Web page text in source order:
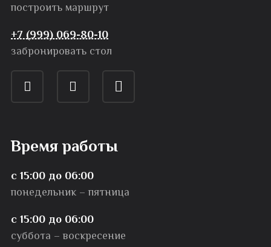
построить маршрут
+7 (999) 069-80-10
забронировать стол
Время работы
с 15:00 до 06:00
понедельник – пятница
с 15:00 до 06:00
суббота – воскресение